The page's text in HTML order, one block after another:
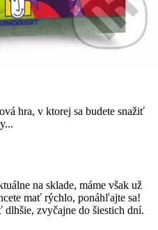
hra, v ktorej sa budete snažiť
na sklade, máme však už
mať rýchlo, ponáhľajte sa!
zvyčajne do šiestich dní.